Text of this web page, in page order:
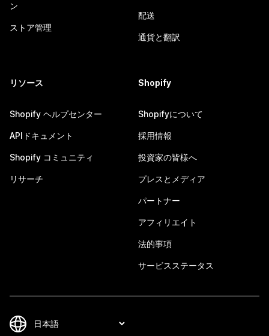
ン
ストア管理
配送
通貨と翻訳
リソース
Shopify ヘルプセンター
APIドキュメント
Shopify コミュニティ
リサーチ
Shopify
Shopifyについて
採用情報
投資家の皆様へ
プレスとメディア
パートナー
アフィリエイト
法的事項
サービスステータス